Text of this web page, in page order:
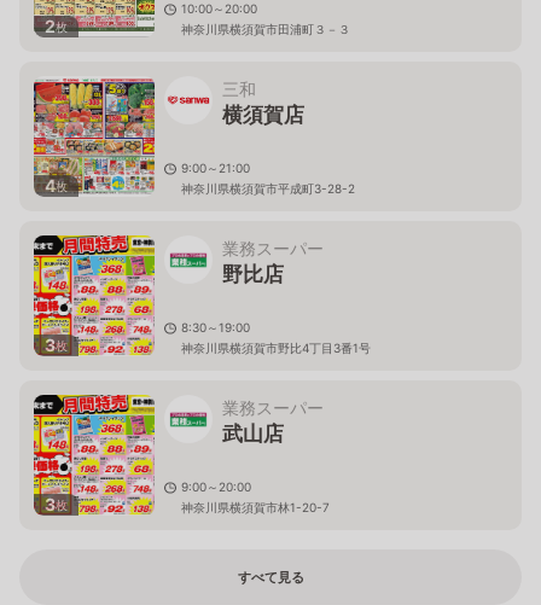
2枚
10:00～20:00
神奈川県横須賀市田浦町３－３
4枚
三和
横須賀店
9:00～21:00
神奈川県横須賀市平成町3-28-2
3枚
業務スーパー
野比店
8:30～19:00
神奈川県横須賀市野比4丁目3番1号
3枚
業務スーパー
武山店
9:00～20:00
神奈川県横須賀市林1-20-7
すべて見る